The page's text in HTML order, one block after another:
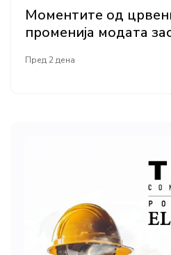
Моментите од
променија модата
Пред 2 дена